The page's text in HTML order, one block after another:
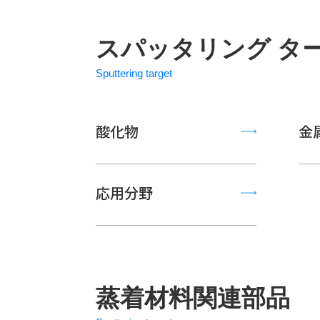
スパッタリング タ
Sputtering target
酸化物 金
応用分野
蒸着材料関連部品